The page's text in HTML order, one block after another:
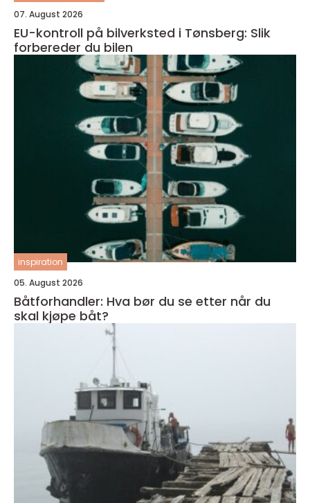
07. August 2026
EU-kontroll på bilverksted i Tønsberg: Slik
forbereder du bilen
inspiration
05. August 2026
Båtforhandler: Hva bør du se etter når du
skal kjøpe båt?